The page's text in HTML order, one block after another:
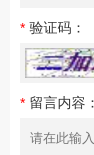
* 验证码：
* 留言内容：